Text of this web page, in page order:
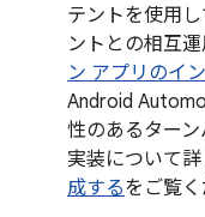
テントを使用
ントとの相互運
ン アプリのイ
Android
性のあるター
実装について詳
成するをご覧く